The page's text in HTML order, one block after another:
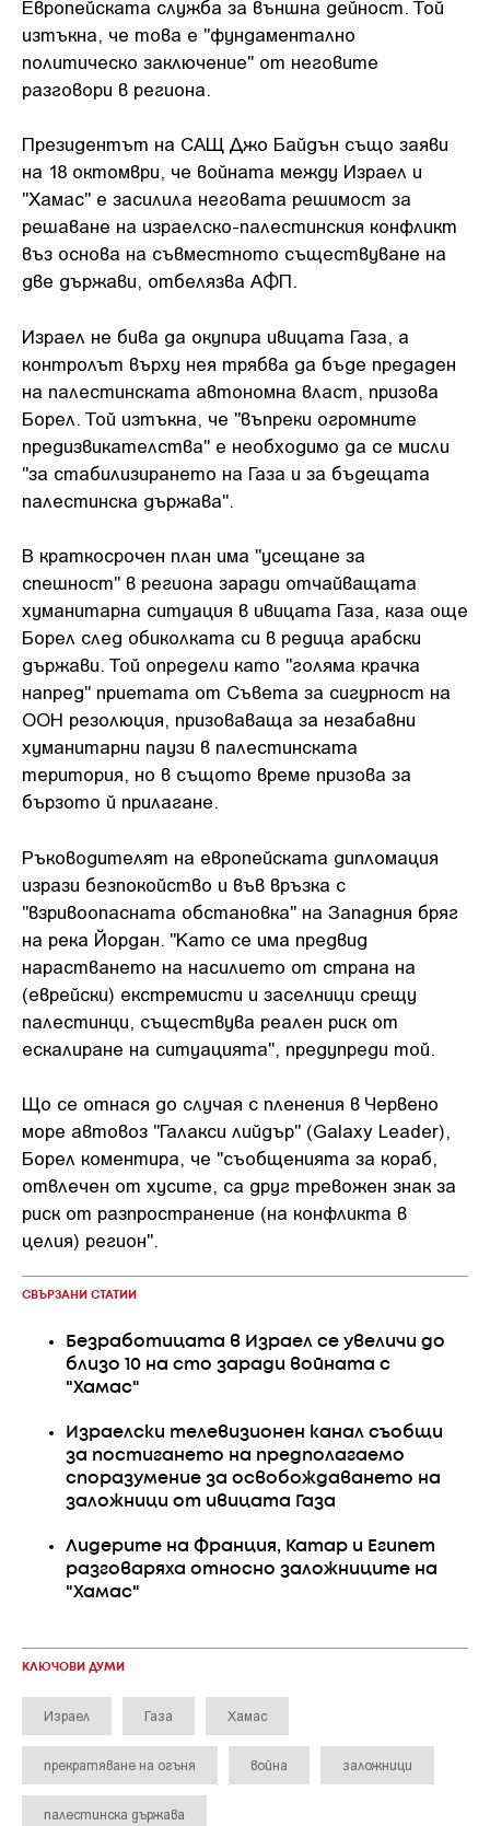
Европейската служба за външна дейност. Той
изтъкна, че това е "фундаментално
политическо заключение" от неговите
разговори в региона.
Президентът на САЩ Джо Байдън също заяви
на 18 октомври, че войната между Израел и
"Хамас" е засилила неговата решимост за
решаване на израелско-палестинския конфликт
въз основа на съвместното съществуване на
две държави, отбелязва АФП.
Израел не бива да окупира ивицата Газа, а
контролът върху нея трябва да бъде предаден
на палестинската автономна власт, призова
Борел. Той изтъкна, че "въпреки огромните
предизвикателства" е необходимо да се мисли
"за стабилизирането на Газа и за бъдещата
палестинска държава".
В краткосрочен план има "усещане за
спешност" в региона заради отчайващата
хуманитарна ситуация в ивицата Газа, каза още
Борел след обиколката си в редица арабски
държави. Той определи като "голяма крачка
напред" приетата от Съвета за сигурност на
ООН резолюция, призоваваща за незабавни
хуманитарни паузи в палестинската
територия, но в същото време призова за
бързото й прилагане.
Ръководителят на европейската дипломация
изрази безпокойство и във връзка с
"взривоопасната обстановка" на Западния бряг
на река Йордан. "Като се има предвид
нарастването на насилието от страна на
(еврейски) екстремисти и заселници срещу
палестинци, съществува реален риск от
ескалиране на ситуацията", предупреди той.
Що се отнася до случая с пленения в Червено
море автовоз "Галакси лийдър" (Galaxy Leader),
Борел коментира, че "съобщенията за кораб,
отвлечен от хусите, са друг тревожен знак за
риск от разпространение (на конфликта в
целия) регион".
СВЪРЗАНИ СТАТИИ
Безработицата в Израел се увеличи до
близо 10 на сто заради войната с
"Хамас"
Израелски телевизионен канал съобщи
за постигането на предполагаемо
споразумение за освобождаването на
заложници от ивицата Газа
Лидерите на Франция, Катар и Египет
разговаряха относно заложниците на
"Хамас"
КЛЮЧОВИ ДУМИ
Израел Газа Хамас
прекратяване на огъня война заложници
палестинска държава